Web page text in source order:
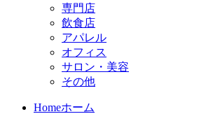
専門店
飲食店
アパレル
オフィス
サロン・美容
その他
Homeホーム